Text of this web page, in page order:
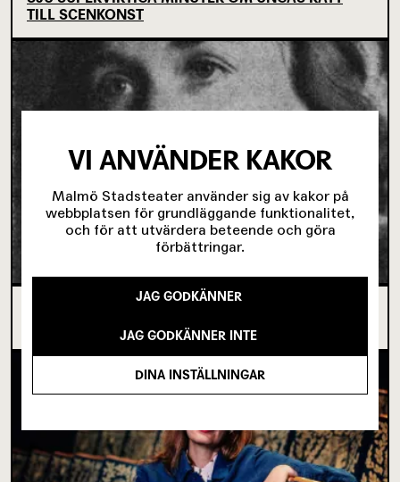
TILL SCENKONST
KÖPENHAMNSTRILOGIN
VI ANVÄNDER KAKOR
Malmö Stadsteater använder sig av kakor på
webbplatsen för grundläggande funktionalitet,
och för att utvärdera beteende och göra
förbättringar.
JAG GODKÄNNER
JAG GODKÄNNER INTE
DINA INSTÄLLNINGAR